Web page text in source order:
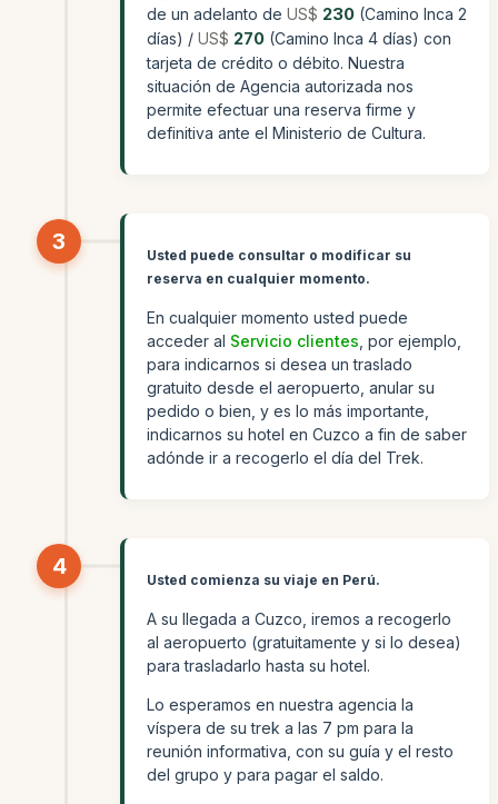
de un adelanto de US$ 230 (Camino Inca 2
días) / US$ 270 (Camino Inca 4 días) con
tarjeta de crédito o débito. Nuestra
situación de Agencia autorizada nos
permite efectuar una reserva firme y
definitiva ante el Ministerio de Cultura.
3
Usted puede consultar o modificar su
reserva en cualquier momento.
En cualquier momento usted puede
acceder al Servicio clientes , por ejemplo,
para indicarnos si desea un traslado
gratuito desde el aeropuerto, anular su
pedido o bien, y es lo más importante,
indicarnos su hotel en Cuzco a fin de saber
adónde ir a recogerlo el día del Trek.
4
Usted comienza su viaje en Perú.
A su llegada a Cuzco, iremos a recogerlo
al aeropuerto (gratuitamente y si lo desea)
para trasladarlo hasta su hotel.
Lo esperamos en nuestra agencia la
víspera de su trek a las 7 pm para la
reunión informativa, con su guía y el resto
del grupo y para pagar el saldo.